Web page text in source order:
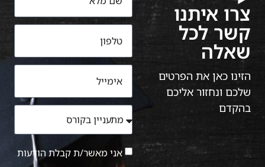
צרו איתנו
קשר לכל
שאלה
הזינו כאן את הפרטים
שלכם ונחזור אליכם
בהקדם
אני מאשר/ת קבלת הודעות